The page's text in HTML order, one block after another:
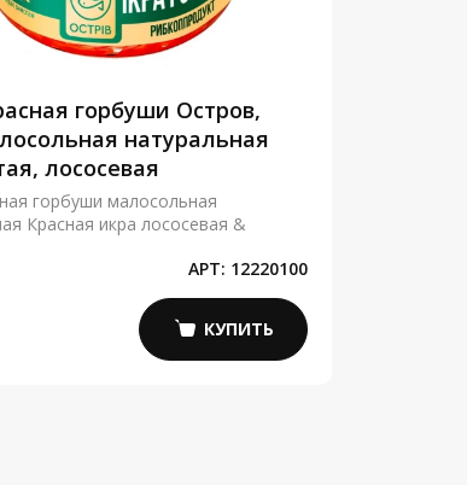
горбуши Остров,
натуральная
лососевая
горбуши малосольная
Красная икра лососевая &
АРТ: 12220100
КУПИТЬ